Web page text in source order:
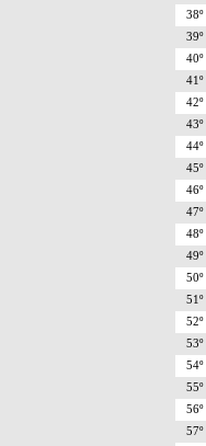
38º
39º
40º
41º
42º
43º
44º
45º
46º
47º
48º
49º
50º
51º
52º
53º
54º
55º
56º
57º